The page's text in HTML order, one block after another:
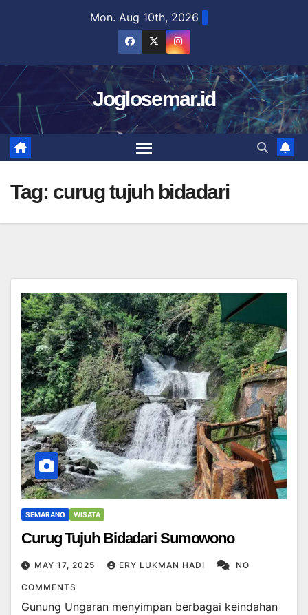
Mon. Aug 10th, 2026
Joglosemar.id
Tag: curug tujuh bidadari
SEMARANG WISATA
Curug Tujuh Bidadari Sumowono
MAY 17, 2025 ERY LUKMAN HADI NO
COMMENTS
Gunung Ungaran menyimpan berbagai keindahan